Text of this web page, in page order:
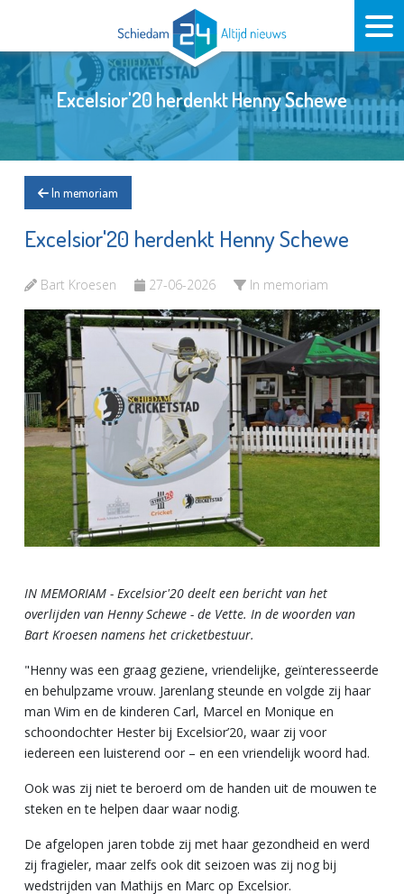
Excelsior'20 herdenkt Henny Schewe
In memoriam
Excelsior'20 herdenkt Henny Schewe
Bart Kroesen 27-06-2026 In memoriam
IN MEMORIAM - Excelsior'20 deelt een bericht van het
overlijden van Henny Schewe - de Vette. In de woorden van
Bart Kroesen namens het cricketbestuur.
"Henny was een graag geziene, vriendelijke, geïnteresseerde
en behulpzame vrouw. Jarenlang steunde en volgde zij haar
man Wim en de kinderen Carl, Marcel en Monique en
schoondochter Hester bij Excelsior’20, waar zij voor
iedereen een luisterend oor – en een vriendelijk woord had.
Ook was zij niet te beroerd om de handen uit de mouwen te
steken en te helpen daar waar nodig.
De afgelopen jaren tobde zij met haar gezondheid en werd
zij fragieler, maar zelfs ook dit seizoen was zij nog bij
wedstrijden van Mathijs en Marc op Excelsior.